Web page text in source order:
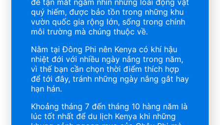
quý hiếm, được bảo tồn trong những khu
vườn quốc gia rộng lớn, sống trong chính
môi trường mà chúng thuộc về.
Nằm tại Đông Phi nên Kenya có khí hậu
nhiệt đới với nhiều ngày nắng trong năm,
vì thế bạn cần chọn thời điểm thích hợp
để tới đây, tránh những ngày nắng gắt hay
hạn hán.
Khoảng tháng 7 đến tháng 10 hàng năm là
lúc tốt nhất để du lịch Kenya khi những